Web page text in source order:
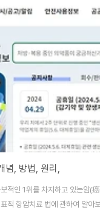
니다. 자동차세 조회하기1. 차
시려면 아래 그림을 클릭해 주세
바로가기) 클릭해 주..
념, 방법, 원리,
적인 1위를 차지하고 있는암(
적 항암치료 법에 관하여 알아